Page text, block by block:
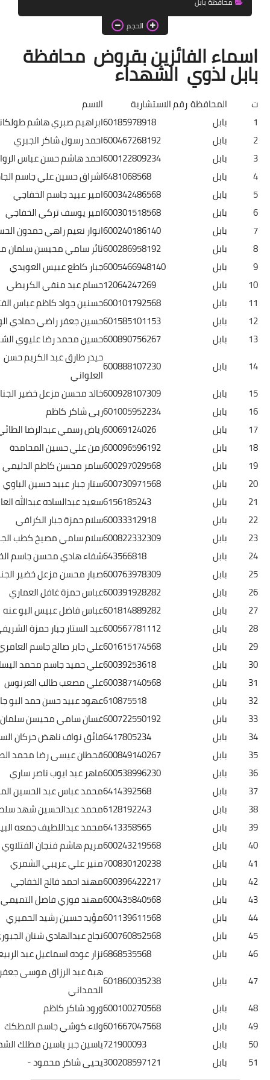
الاخبار العامة
الحجم
الفائزين بقروض محافظة
لذوي الشهداء
المحافظةرقم الاستشارية
الاسم
بابل
60185978918ابراهيم صبري هاشم طولكاني
بابل
600467268192احمد رسول شاكر الجبري
بابل
600122809234احمد هاشم حسن عباس الرواشدي
بابل
6481068568اشراق حسين علي جاسم الجاسم
بابل
600342486568امير عبيد جاسم الخفاجي
بابل
600301518568امير يوسف تركي الخفاجي
بابل
600240186140انوار نعيم راهي حمدون الحسيني
بابل
600286958192ثائر سامي محيسن سلمان مزيجي
بابل
6005466948140جبار كاطع عبيس العويدي
بابل
12064247269حسام عبد منفي الكريطي
بابل
600101792568حسنين جواد كاظم عباس الفتلاوي
بابل
601585101153حسين جعفر راضي حمادي الوسمي
بابل
600890756267حسين محمد رضا عليوي الشريفي
بابل
600888107230
حيدر طارق عبد الكريم حسن
العلواني
بابل
600928107309خالد محسن مزعل خضير الجنابي
بابل
601005952234ربى شاكر كاظم
بابل
60069124026رياض رسمي عبدالرضا الطائي
بابل
600096596192زمن علي حسين المحامدة
بابل
600297029568سامر محسن كاظم الدليمي
بابل
600730971568ستار جبار عبيد حسين الباوي
بابل
6156185243سعيد عبدالساده عبدالله العاصمي
بابل
60033312918سلام حمزة جبار الكرافي
بابل
600822332309سلام سامي مصيخ كطب الجنابي
بابل
643566818شفاء هادي محسن جاسم الخفاجي
بابل
600763978309صبار محسن مزعل خضير الجنابي
بابل
600391928282عباس حمزة غافل العماري
بابل
601814889282عباس فاضل عبيس البو عنه
بابل
600567781112عبد الستار جبار حمزة الشريفي
بابل
601615174568علي جابر صالح جاسم العامري
بابل
60039253618علي حميد جاسم محمد اليساري
بابل
600387140568علي مصعب طالب العرنوس
بابل
610875518عهود عبيد حسن حمد البو جاسم
بابل
600722550192غسان سامي محيسن سلمان فريجي
بابل
6417805234فائق نواف ناهض حركان السعيداني
بابل
600849140267قحطان عيسى رضا محمد الطائي
بابل
600538996230ماهر عبد ايوب ناصر ساري
بابل
6414392568محمد عباس عبد الحسين المحاويلي
بابل
6128192243محمد عبدالحسين شهد سلطاني
بابل
6413358565محمد عبداللطيف جمعه البياتي
بابل
600243219568مريم هاشم فنجان الفتلاوي
بابل
700830120238منير علي عريبي الشمري
بابل
600396422217مهند احمد فالح الخفاجي
بابل
600435840568مهند فوزي فاضل التميمي
بابل
601139611568مؤيد حسين رشيد الحميري
بابل
600760852568نجاح عبدالهادي شنان الجبوري
بابل
6868535568نزار عوده اسماعيل عبد الربيعي
بابل
601860035238
هبة عبد الرزاق موسى جعفر
الحمداني
بابل
600100270568ورود شاكر كاظم
بابل
601667047568ولاء كوشي جاسم المطكك
بابل
721900093ياسين جبر ياسين مطلك الشمري
بابل
300208597121يحيى شاكر محمود -